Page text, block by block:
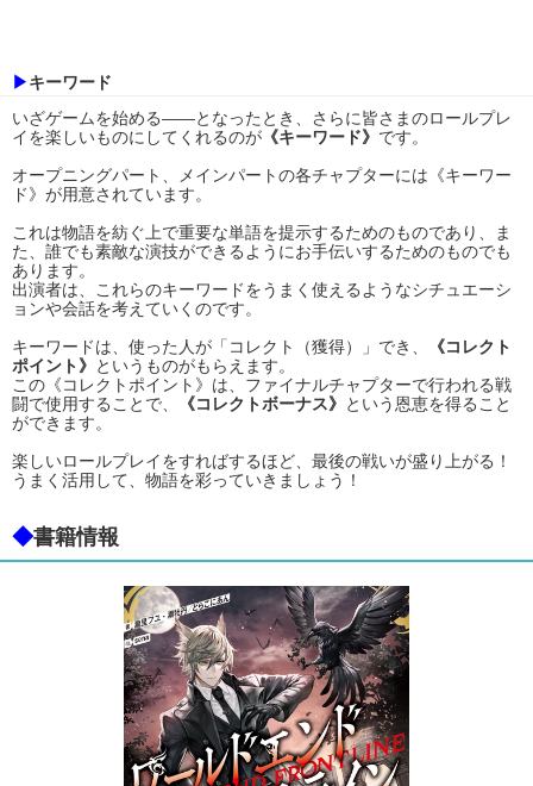
▶キーワード
いざゲームを始める――となったとき、さらに皆さまのロールプレ
イを楽しいものにしてくれるのが 《キーワード》 です。
オープニングパート、メインパートの各チャプターには《キーワー
ド》が用意されています。
これは物語を紡ぐ上で重要な単語を提示するためのものであり、ま
た、誰でも素敵な演技ができるようにお手伝いするためのものでも
あります。
出演者は、これらのキーワードをうまく使えるようなシチュエーシ
ョンや会話を考えていくのです。
キーワードは、使った人が「コレクト（獲得）」でき、
《コレクト
ポイント》 というものがもらえます。
この《コレクトポイント》は、ファイナルチャプターで行われる戦
闘で使用することで、
《コレクトボーナス》 という恩恵を得ること
ができます。
楽しいロールプレイをすればするほど、最後の戦いが盛り上がる！
うまく活用して、物語を彩っていきましょう！
◆書籍情報